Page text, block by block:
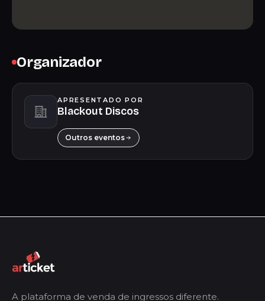
Organizador
APRESENTADO POR
Blackout Discos
Outros eventos
A plataforma de venda de ingressos diferente.